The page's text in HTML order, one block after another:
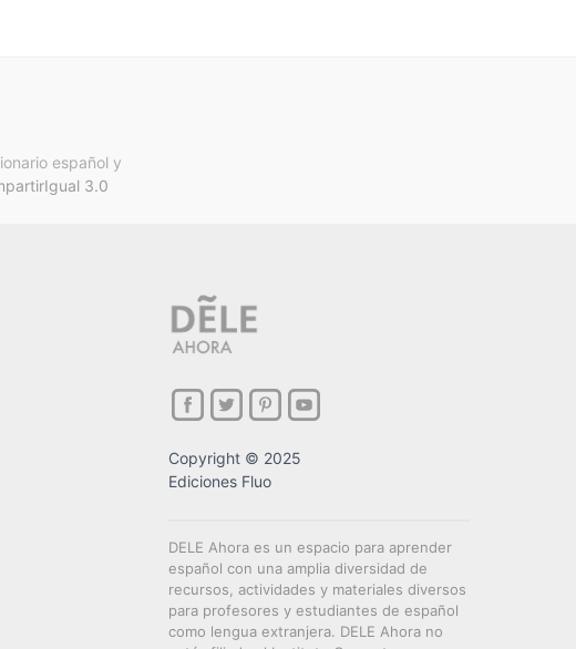
español y
3.0
Copyright © 2025
Ediciones Fluo
DELE Ahora es un espacio para aprender
español con una amplia diversidad de
recursos, actividades y materiales diversos
para profesores y estudiantes de español
como lengua extranjera. DELE Ahora no